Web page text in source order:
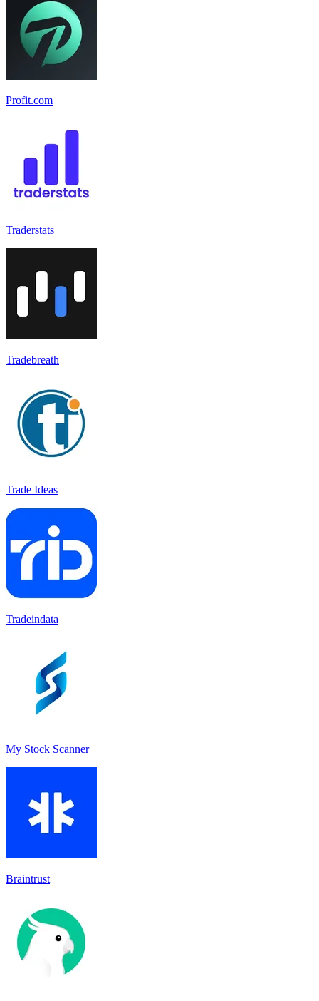
Profit.com
Traderstats
Tradebreath
Trade Ideas
Tradeindata
My Stock Scanner
Braintrust